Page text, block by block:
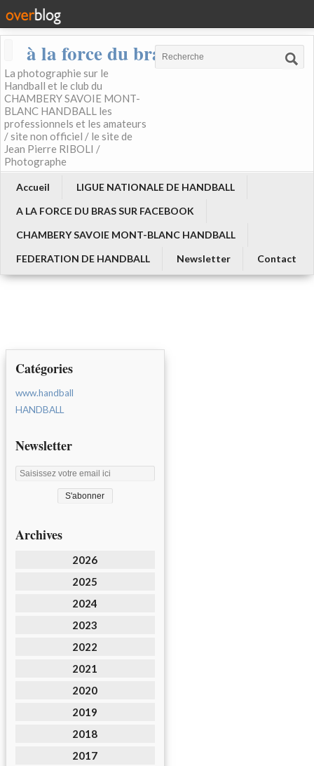
à la force du bras
La photographie sur le
Handball et le club du
CHAMBERY SAVOIE MONT-
BLANC HANDBALL les
professionnels et les amateurs
/ site non officiel / le site de
Jean Pierre RIBOLI /
Photographe
Accueil
LIGUE NATIONALE DE HANDBALL
A LA FORCE DU BRAS SUR FACEBOOK
CHAMBERY SAVOIE MONT-BLANC HANDBALL
FEDERATION DE HANDBALL
Newsletter Contact
Catégories
www.handball
HANDBALL
Newsletter
Archives
2026
2025
2024
2023
2022
2021
2020
2019
2018
2017